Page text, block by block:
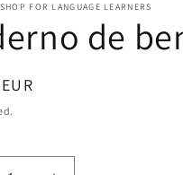
FOR LANGUAGE LEARNERS
de